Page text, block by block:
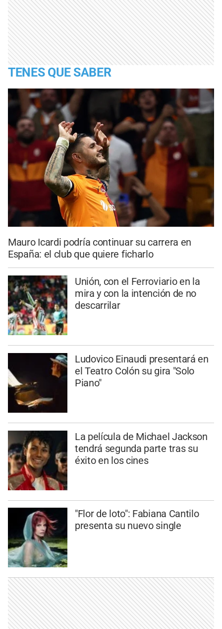
TENES QUE SABER
Mauro Icardi podría continuar su carrera en
España: el club que quiere ficharlo
Unión, con el Ferroviario en la
mira y con la intención de no
descarrilar
Ludovico Einaudi presentará en
el Teatro Colón su gira "Solo
Piano"
La película de Michael Jackson
tendrá segunda parte tras su
éxito en los cines
"Flor de loto": Fabiana Cantilo
presenta su nuevo single